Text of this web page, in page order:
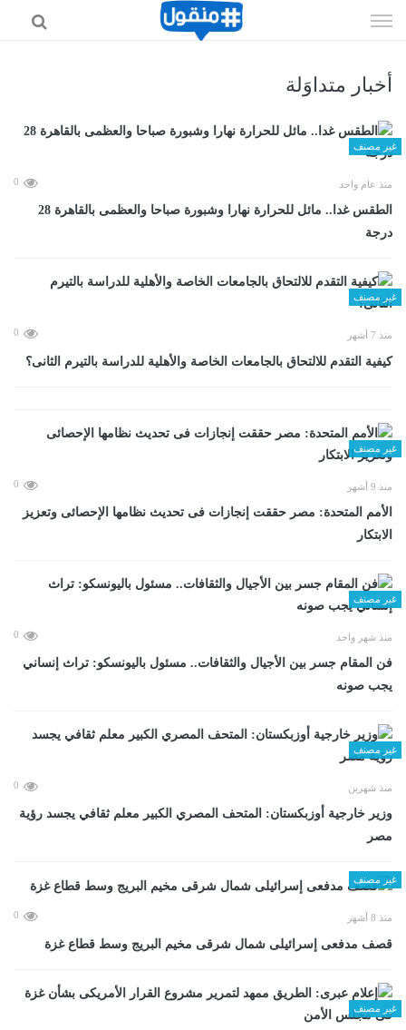
الى
أخبار متداوَلة
غير مصنف
منذ عام واحد 0
الطقس غدا.. مائل للحرارة نهارا وشبورة صباحا والعظمى بالقاهرة 28
درجة
غير مصنف
منذ 7 أشهر 0
كيفية التقدم للالتحاق بالجامعات الخاصة والأهلية للدراسة بالتيرم الثانى؟
غير مصنف
منذ 9 أشهر 0
الأمم المتحدة: مصر حققت إنجازات فى تحديث نظامها الإحصائى وتعزيز
الابتكار
غير مصنف
منذ شهر واحد 0
فن المقام جسر بين الأجيال والثقافات.. مسئول باليونسكو: تراث إنساني
يجب صونه
غير مصنف
منذ شهرين 0
وزير خارجية أوزبكستان: المتحف المصري الكبير معلم ثقافي يجسد رؤية
مصر
غير مصنف
منذ 8 أشهر 0
قصف مدفعى إسرائيلى شمال شرقى مخيم البريج وسط قطاع غزة
غير مصنف